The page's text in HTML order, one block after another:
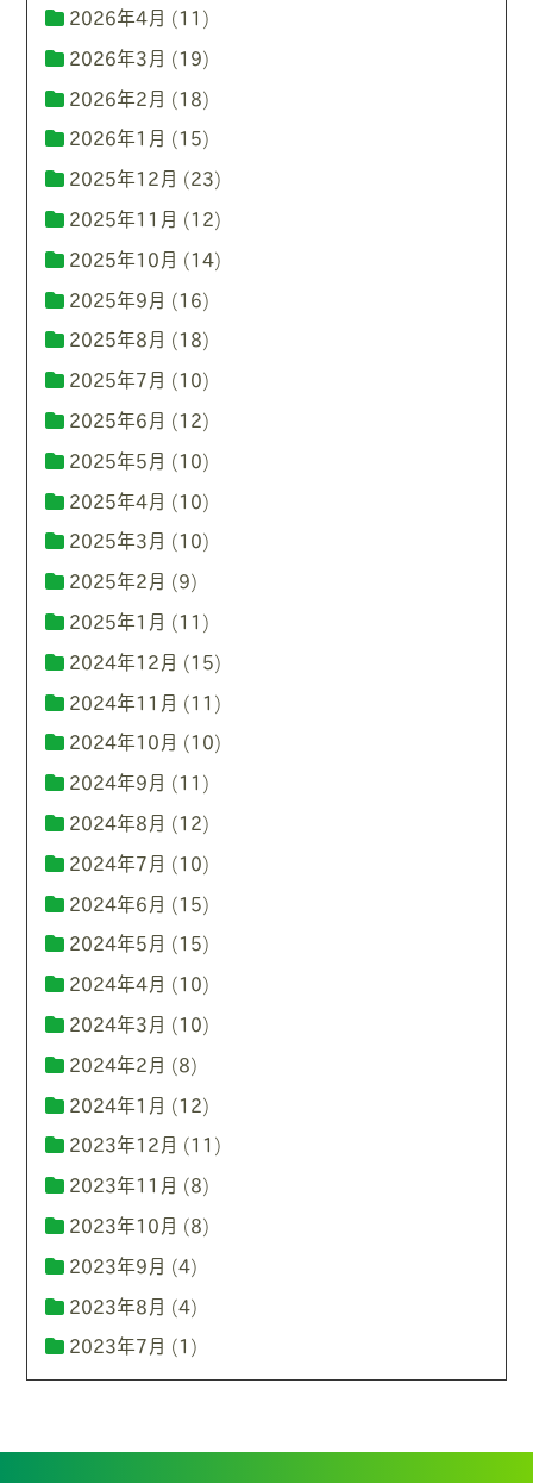
2026年4月 (11)
2026年3月 (19)
2026年2月 (18)
2026年1月 (15)
2025年12月 (23)
2025年11月 (12)
2025年10月 (14)
2025年9月 (16)
2025年8月 (18)
2025年7月 (10)
2025年6月 (12)
2025年5月 (10)
2025年4月 (10)
2025年3月 (10)
2025年2月 (9)
2025年1月 (11)
2024年12月 (15)
2024年11月 (11)
2024年10月 (10)
2024年9月 (11)
2024年8月 (12)
2024年7月 (10)
2024年6月 (15)
2024年5月 (15)
2024年4月 (10)
2024年3月 (10)
2024年2月 (8)
2024年1月 (12)
2023年12月 (11)
2023年11月 (8)
2023年10月 (8)
2023年9月 (4)
2023年8月 (4)
2023年7月 (1)